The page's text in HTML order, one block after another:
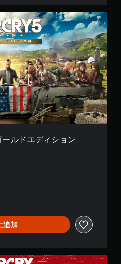
ルドエディション
追加